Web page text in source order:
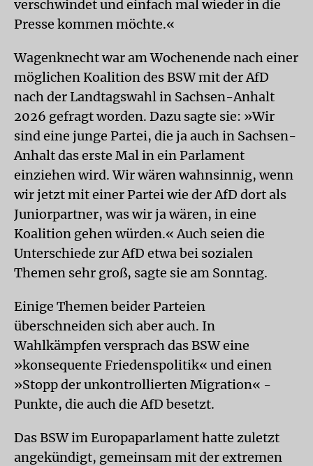
verschwindet und einfach mal wieder in die
Presse kommen möchte.«
Wagenknecht war am Wochenende nach einer
möglichen Koalition des BSW mit der AfD
nach der Landtagswahl in Sachsen-Anhalt
2026 gefragt worden. Dazu sagte sie: »Wir
sind eine junge Partei, die ja auch in Sachsen-
Anhalt das erste Mal in ein Parlament
einziehen wird. Wir wären wahnsinnig, wenn
wir jetzt mit einer Partei wie der AfD dort als
Juniorpartner, was wir ja wären, in eine
Koalition gehen würden.« Auch seien die
Unterschiede zur AfD etwa bei sozialen
Themen sehr groß, sagte sie am Sonntag.
Einige Themen beider Parteien
überschneiden sich aber auch. In
Wahlkämpfen versprach das BSW eine
»konsequente Friedenspolitik« und einen
»Stopp der unkontrollierten Migration« -
Punkte, die auch die AfD besetzt.
Das BSW im Europaparlament hatte zuletzt
angekündigt, gemeinsam mit der extremen